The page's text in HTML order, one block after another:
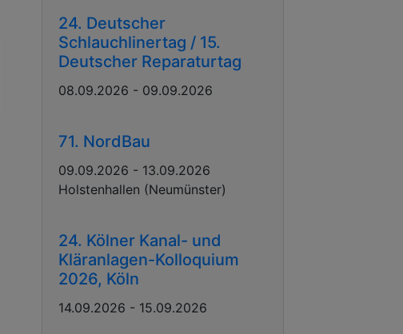
24. Deutscher
Schlauchlinertag / 15.
Deutscher Reparaturtag
08.09.2026 - 09.09.2026
71. NordBau
09.09.2026 - 13.09.2026
Holstenhallen (Neumünster)
24. Kölner Kanal- und
Kläranlagen-Kolloquium
2026, Köln
14.09.2026 - 15.09.2026